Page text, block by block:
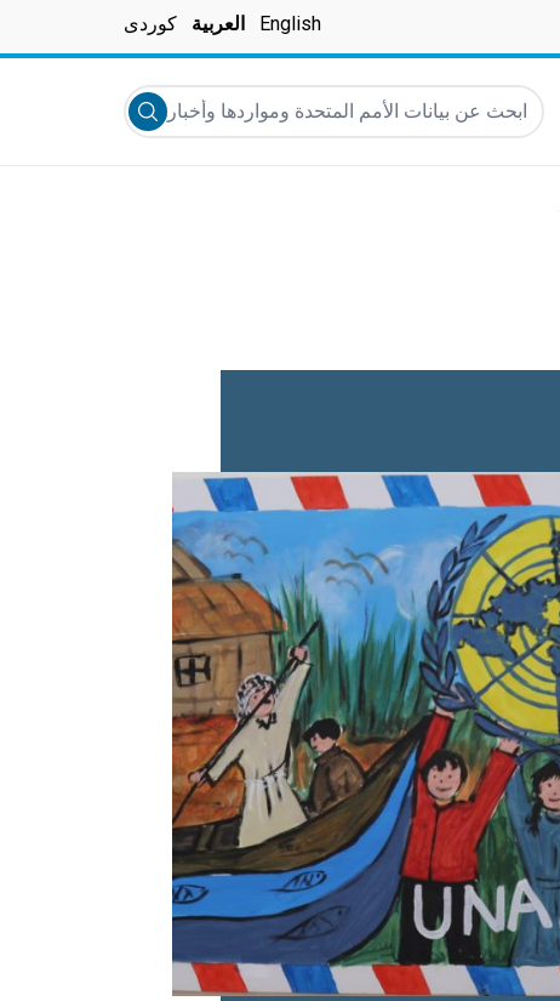
English العربية کوردی
ابحث عن بيانات الأمم المتحدة ومواردها وأخبارها والمزيد...
Submit search